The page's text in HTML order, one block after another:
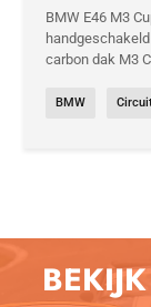
BMW E46 M3
carbon dak M3
BMW